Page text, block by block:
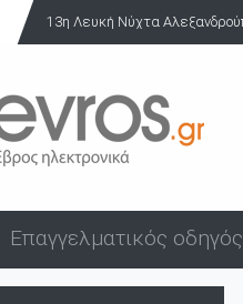
13η Λευκή Νύχτα
Επαγγελματικός οδηγός